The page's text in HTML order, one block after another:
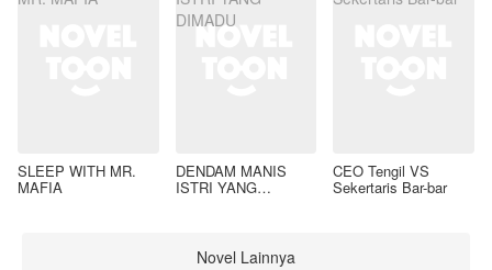
SLEEP WITH MR.
MAFIA
DENDAM MANIS
ISTRI YANG
CEO Tengil VS
Sekertaris Bar-bar
Novel Lainnya